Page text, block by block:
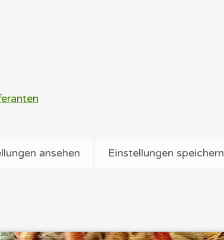
ansehen Einstellungen speichern